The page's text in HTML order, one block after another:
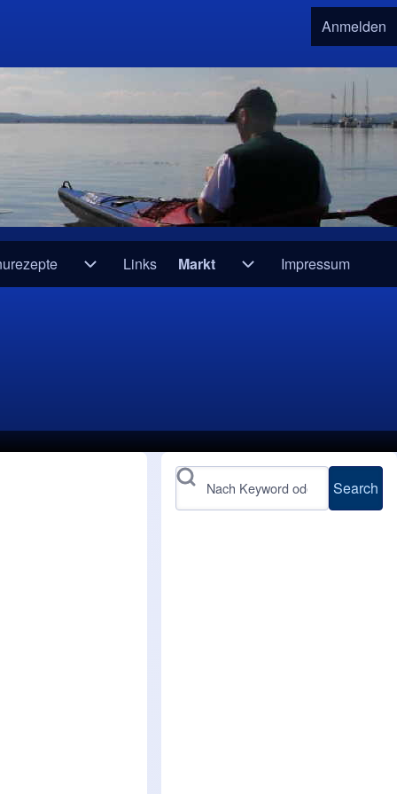
User
Anmelden
Infos Unternavigation von Kanurezepte
Links Markt
Unternavigation von
Impressum
Search